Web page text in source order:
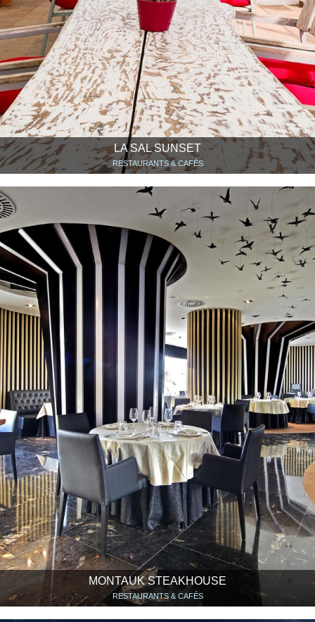
LA SAL SUNSET
RESTAURANTS & CAFÉS
MONTAUK STEAKHOUSE
RESTAURANTS & CAFÉS